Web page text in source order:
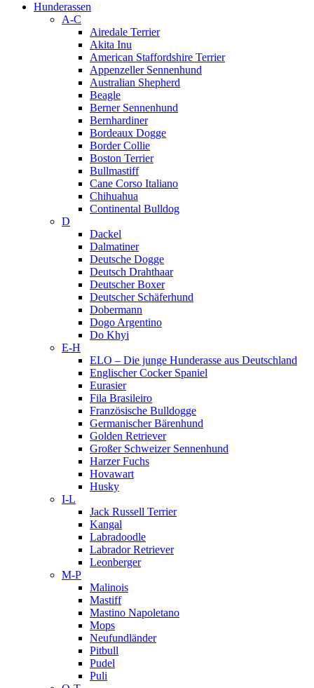
Hunderassen
A-C
Airedale Terrier
Akita Inu
American Staffordshire Terrier
Appenzeller Sennenhund
Australian Shepherd
Beagle
Berner Sennenhund
Bernhardiner
Bordeaux Dogge
Border Collie
Boston Terrier
Bullmastiff
Cane Corso Italiano
Chihuahua
Continental Bulldog
D
Dackel
Dalmatiner
Deutsche Dogge
Deutsch Drahthaar
Deutscher Boxer
Deutscher Schäferhund
Dobermann
Dogo Argentino
Do Khyi
E-H
ELO – Die junge Hunderasse aus Deutschland
Englischer Cocker Spaniel
Eurasier
Fila Brasileiro
Französische Bulldogge
Germanischer Bärenhund
Golden Retriever
Großer Schweizer Sennenhund
Harzer Fuchs
Hovawart
Husky
I-L
Jack Russell Terrier
Kangal
Labradoodle
Labrador Retriever
Leonberger
M-P
Malinois
Mastiff
Mastino Napoletano
Mops
Neufundländer
Pitbull
Pudel
Puli